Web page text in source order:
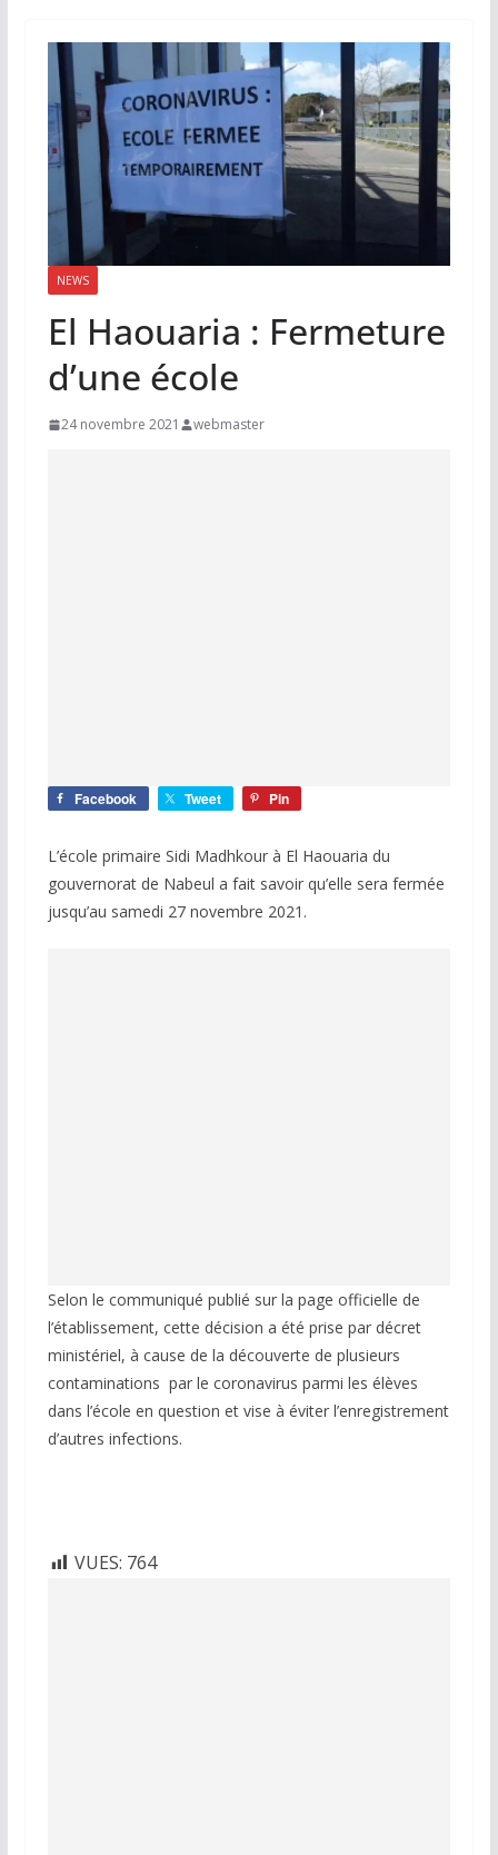
NEWS
El Haouaria : Fermeture
d’une école
24 novembre 2021 webmaster
Facebook Tweet Pin
L’école primaire Sidi Madhkour à El Haouaria du
gouvernorat de Nabeul a fait savoir qu’elle sera fermée
jusqu’au samedi 27 novembre 2021.
Selon le communiqué publié sur la page officielle de
l’établissement, cette décision a été prise par décret
ministériel, à cause de la découverte de plusieurs
contaminations par le coronavirus parmi les élèves
dans l’école en question et vise à éviter l’enregistrement
d’autres infections.
VUES: 764